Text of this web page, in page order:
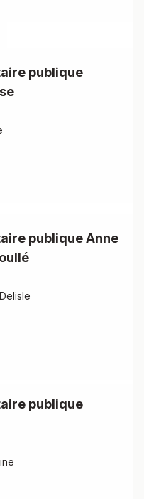
publique
publique Anne
publique